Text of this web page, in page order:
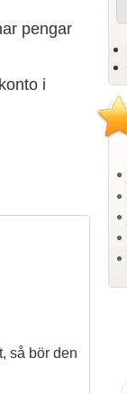
pengar
i
så bör den